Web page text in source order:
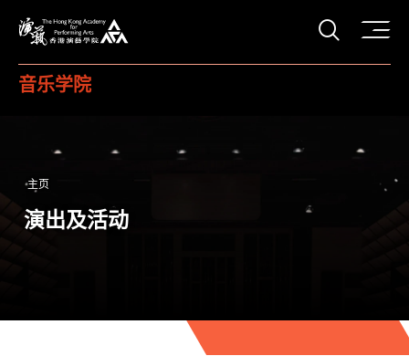
打开
音乐学院
主页
演出及活动